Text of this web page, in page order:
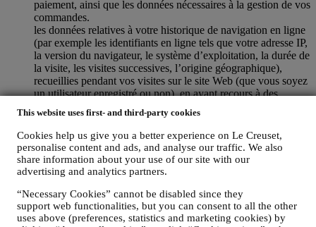
This website uses first- and third-party cookies
Cookies help us give you a better experience on Le Creuset,
personalise content and ads, and analyse our traffic. We also
share information about your use of our site with our
advertising and analytics partners.
“Necessary Cookies” cannot be disabled since they
support web functionalities, but you can consent to all the other
uses above (preferences, statistics and marketing cookies) by
paiement, ainsi que les données nécessaires à la gestion de vos
commandes.
les données relatives à votre historique de navigation en ligne
(par exemple les identifiants en ligne tels que votre adresse IP,
la version du navigateur, le système d’exploitation, la durée de
la visite, les visites successives, l’origine géographique),
recueillies pendant vos visites sur le site Web (que vous soyez
un utilisateur enregistré ou non), en ayant recours à des
journaux ou des technologies de suivi telles que les « cookies
» ou autre technologie (incluant les pixels de suivi des e-
mails) (pour plus d’informations sur la collecte de données par
le biais de cookies, veuillez consulter notrePolitique en
matière de cookies, pour améliorer nos services et publicités,
ou pour notre analyse statistique. Dans la plupart des cas,
données.
vos commentaires, demandes, plaintes, questions ou
interactions avec nous (par exemple, vos messages,